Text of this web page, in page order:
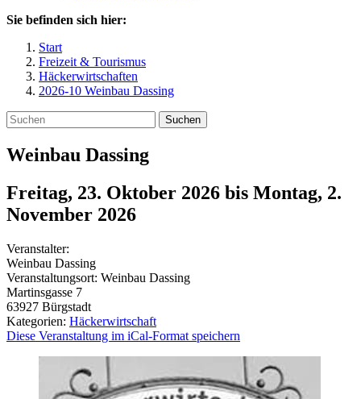
Sie befinden sich hier:
Start
Freizeit & Tourismus
Häckerwirtschaften
2026-10 Weinbau Dassing
Suchen
Weinbau Dassing
Freitag, 23. Oktober 2026 bis Montag, 2.
November 2026
Veranstalter:
Weinbau Dassing
Veranstaltungsort: Weinbau Dassing
Martinsgasse 7
63927 Bürgstadt
Kategorien: Häckerwirtschaft
Diese Veranstaltung im iCal-Format speichern